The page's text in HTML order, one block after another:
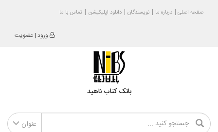
صفحه اصلی درباره ما نویسندگان دانلود اپلیکیشن تماس با ما
ورود |عضویت
بانک کتاب ناهید
عنوان